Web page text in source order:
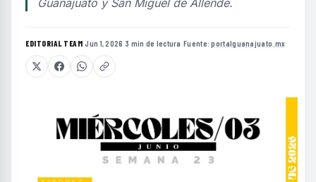
Guanajuato y San Miguel de Allende.
EDITORIAL TEAM·Jun 1, 2026 ·3 min de lectura ·Fuente:portalguanajuato.mx